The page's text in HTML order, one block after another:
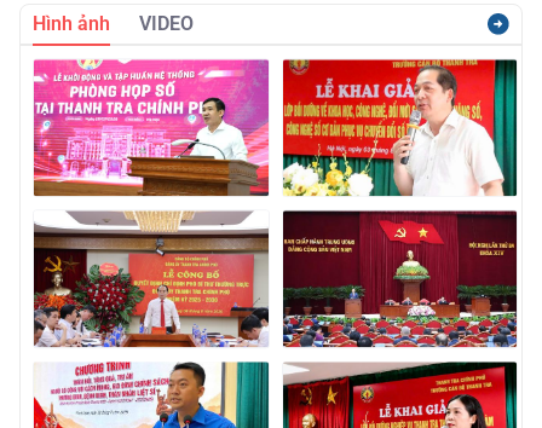
Hình ảnh VIDEO
Báo cáo kết qảu giải quyết và trả lời kiến nghị của cử tri